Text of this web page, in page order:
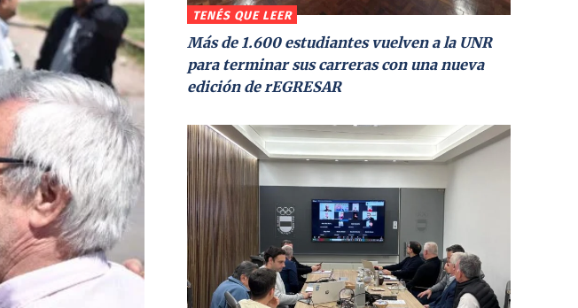
TENÉS QUE LEER
Más de 1.600 estudiantes vuelven a la UNR
para terminar sus carreras con una nueva
edición de rEGRESAR